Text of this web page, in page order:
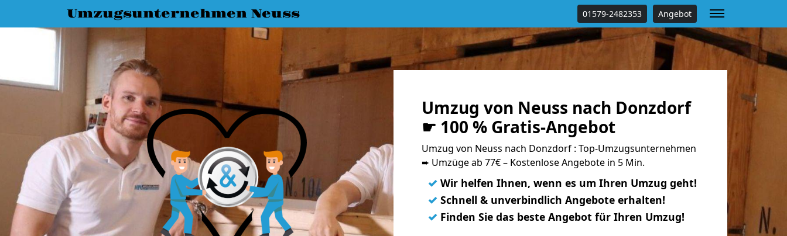
Umzugsunternehmen Neuss 01579-2482353 Angebot
Umzug von Neuss nach Donzdorf
☛ 100 % Gratis-Angebot
Umzug von Neuss nach Donzdorf : Top-Umzugsunternehmen
➨ Umzüge ab 77€ – Kostenlose Angebote in 5 Min.
✓ Wir helfen Ihnen, wenn es um Ihren Umzug geht!
✓ Schnell & unverbindlich Angebote erhalten!
✓ Finden Sie das beste Angebot für Ihren Umzug!